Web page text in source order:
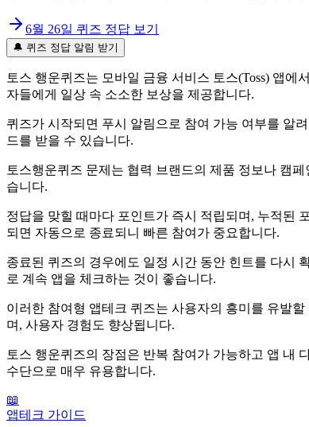
6월 26일 퀴즈 정답 보기
🔔 퀴즈 정답 알림 받기
토스 행운퀴즈는 모바일 금융 서비스 토스(Toss) 앱에
자들에게 일상 속 소소한 보상을 제공합니다.
퀴즈가 시작되면 푸시 알림으로 참여 가능 여부를 알
드를 받을 수 있습니다.
토스행운퀴즈 문제는 협력 브랜드의 제품 정보나 캠
습니다.
정답을 맞힐 때마다 포인트가 즉시 적립되며, 누적된
되면 자동으로 종료되니 빠른 참여가 중요합니다.
종료된 퀴즈의 경우에도 일정 시간 동안 힌트를 다시
로 계속 앱을 체크하는 것이 좋습니다.
이러한 참여형 앱테크 퀴즈는 사용자의 흥미를 유발
며, 사용자 경험도 향상됩니다.
토스 행운퀴즈의 장점은 반복 참여가 가능하고 앱 내
수단으로 매우 유용합니다.
📖
앱테크 가이드